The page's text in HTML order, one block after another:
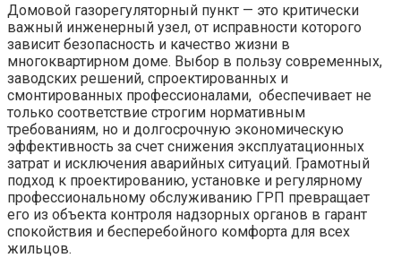
Домовой газорегуляторный пункт — это критически
важный инженерный узел, от исправности которого
зависит безопасность и качество жизни в
многоквартирном доме. Выбор в пользу современных,
заводских решений, спроектированных и
смонтированных профессионалами, обеспечивает не
только соответствие строгим нормативным
требованиям, но и долгосрочную экономическую
эффективность за счет снижения эксплуатационных
затрат и исключения аварийных ситуаций. Грамотный
подход к проектированию, установке и регулярному
профессиональному обслуживанию ГРП превращает
его из объекта контроля надзорных органов в гарант
спокойствия и бесперебойного комфорта для всех
жильцов.